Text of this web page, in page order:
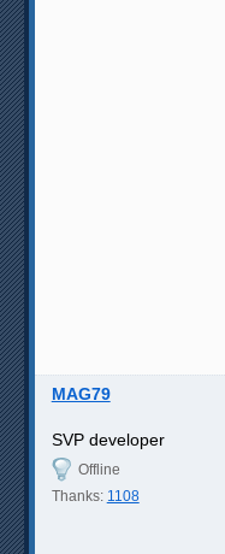
MAG79
SVP developer
Offline
Thanks: 1108